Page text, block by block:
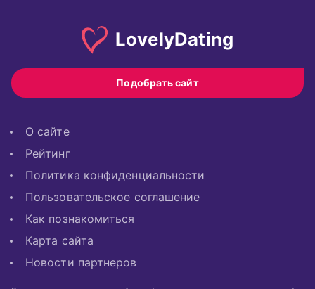
LovelyDating
Подобрать сайт
О сайте
Рейтинг
Политика конфиденциальности
Пользовательское соглашение
Как познакомиться
Карта сайта
Новости партнеров